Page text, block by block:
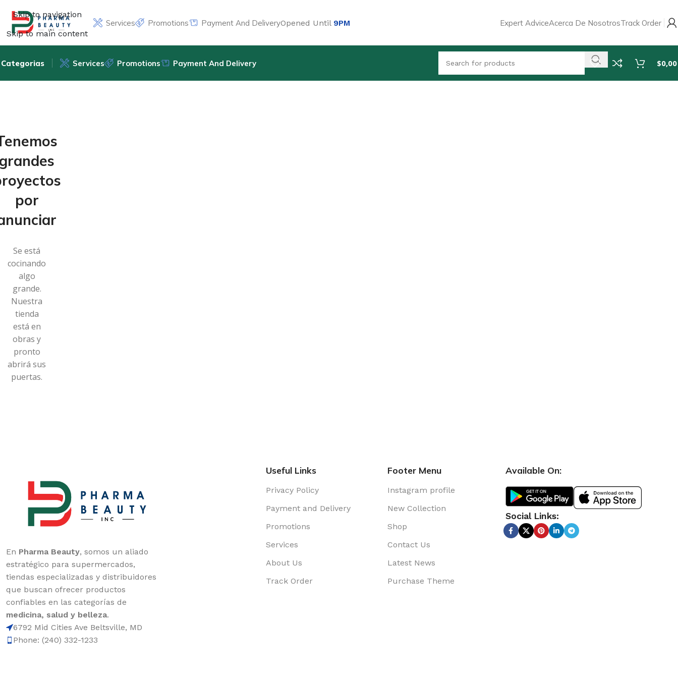
Skip to navigation
Skip to main content
Services Promotions Payment And DeliveryOpened Until 9PM Expert AdviceAcerca De NosotrosTrack Order
Categorias Services Promotions Payment And Delivery $0,00
por
Se está
cocinando
algo
grande.
Nuestra
tienda
está en
obras y
pronto
abrirá sus
puertas.
En Pharma Beauty, somos un aliado
estratégico para supermercados,
tiendas especializadas y distribuidores
que buscan ofrecer productos
confiables en las categorías de
medicina, salud y belleza.
6792 Mid Cities Ave Beltsville, MD
Phone: (240) 332-1233
Useful Links
Privacy Policy
Payment and Delivery
Promotions
Services
About Us
Track Order
Footer Menu
Instagram profile
New Collection
Shop
Contact Us
Latest News
Purchase Theme
Available On:
Social Links: